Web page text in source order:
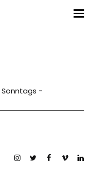
Sonntags -
Instagram
TwitterFacebook
Vimeo